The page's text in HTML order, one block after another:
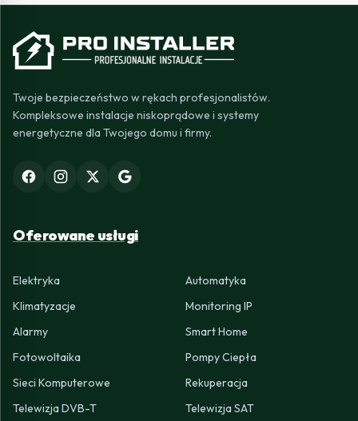
Twoje bezpieczeństwo w rękach profesjonalistów.
Kompleksowe instalacje niskoprądowe i systemy
energetyczne dla Twojego domu i firmy.
Oferowane usługi
Elektryka
Automatyka
Klimatyzacje
Monitoring IP
Alarmy
Smart Home
Fotowoltaika
Pompy Ciepła
Sieci Komputerowe
Rekuperacja
Telewizja DVB-T
Telewizja SAT